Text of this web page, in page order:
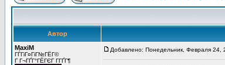
Автор
MaxiM
ГЃГіГ¤ГіГ№ГЁГ©
Г Г¬ГҐГ°ГЁГЄГ Г­ГҐГ¶
Добавлено: Понедельник, Февраля 24,